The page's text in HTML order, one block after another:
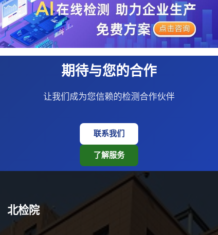
期待与您的合作
让我们成为您信赖的检测合作伙伴
联系我们
了解服务
北检院